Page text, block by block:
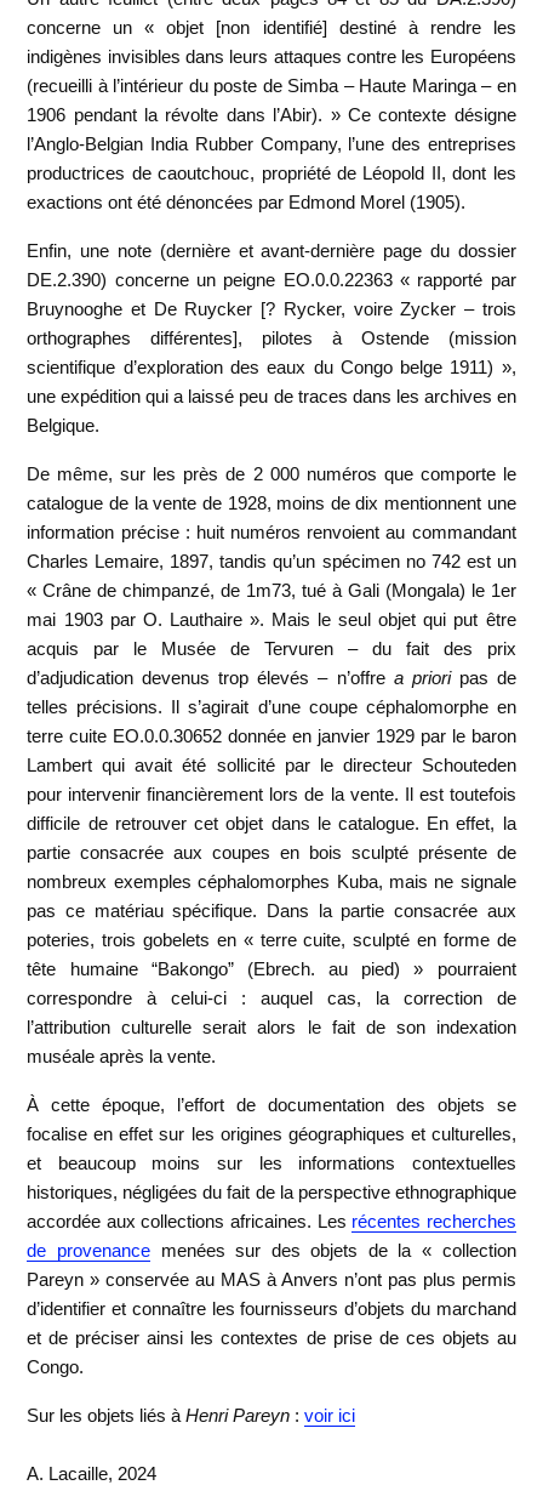
concerne un « objet [non identifié] destiné à rendre les
indigènes invisibles dans leurs attaques contre les Européens
(recueilli à l’intérieur du poste de Simba – Haute Maringa – en
1906 pendant la révolte dans l’Abir). » Ce contexte désigne
l’Anglo-Belgian India Rubber Company, l’une des entreprises
productrices de caoutchouc, propriété de Léopold II, dont les
exactions ont été dénoncées par Edmond Morel (1905).
Enfin, une note (dernière et avant-dernière page du dossier
DE.2.390) concerne un peigne EO.0.0.22363 « rapporté par
Bruynooghe et De Ruycker [? Rycker, voire Zycker – trois
orthographes différentes], pilotes à Ostende (mission
scientifique d’exploration des eaux du Congo belge 1911) »,
une expédition qui a laissé peu de traces dans les archives en
Belgique.
De même, sur les près de 2 000 numéros que comporte le
catalogue de la vente de 1928, moins de dix mentionnent une
information précise : huit numéros renvoient au commandant
Charles Lemaire, 1897, tandis qu’un spécimen no 742 est un
« Crâne de chimpanzé, de 1m73, tué à Gali (Mongala) le 1er
mai 1903 par O. Lauthaire ». Mais le seul objet qui put être
acquis par le Musée de Tervuren – du fait des prix
d’adjudication devenus trop élevés – n’offre a prioripas de
telles précisions. Il s’agirait d’une coupe céphalomorphe en
terre cuite EO.0.0.30652 donnée en janvier 1929 par le baron
Lambert qui avait été sollicité par le directeur Schouteden
pour intervenir financièrement lors de la vente. Il est toutefois
difficile de retrouver cet objet dans le catalogue. En effet, la
partie consacrée aux coupes en bois sculpté présente de
nombreux exemples céphalomorphes Kuba, mais ne signale
pas ce matériau spécifique. Dans la partie consacrée aux
poteries, trois gobelets en « terre cuite, sculpté en forme de
tête humaine “Bakongo” (Ebrech. au pied) » pourraient
correspondre à celui-ci : auquel cas, la correction de
l’attribution culturelle serait alors le fait de son indexation
muséale après la vente.
À cette époque, l’effort de documentation des objets se
focalise en effet sur les origines géographiques et culturelles,
et beaucoup moins sur les informations contextuelles
historiques, négligées du fait de la perspective ethnographique
accordée aux collections africaines. Les récentes recherches
de provenancemenées sur des objets de la « collection
Pareyn » conservée au MAS à Anvers n’ont pas plus permis
d’identifier et connaître les fournisseurs d’objets du marchand
et de préciser ainsi les contextes de prise de ces objets au
Congo.
Sur les objets liés àHenri Pareyn :voir ici
A. Lacaille, 2024